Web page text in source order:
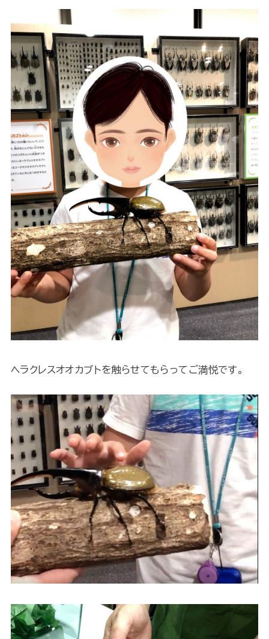
ヘラクレスオオカブトを触らせてもらってご満悦です。